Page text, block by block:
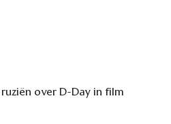
over D-Day in film